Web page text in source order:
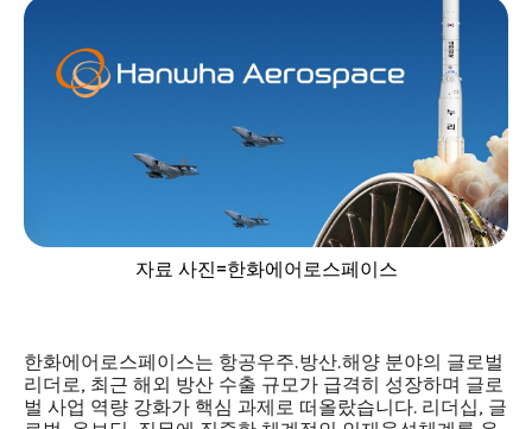
자료 사진=한화에어로스페이스
한화에어로스페이스는 항공우주·방산·해양 분야의 글로벌
리더로, 최근 해외 방산 수출 규모가 급격히 성장하며 글로
벌 사업 역량 강화가 핵심 과제로 떠올랐습니다. 리더십, 글